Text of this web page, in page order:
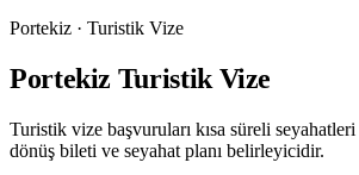
Portekiz · Turistik Vize
Portekiz Turistik Vize
Turistik vize başvuruları kısa süreli
dönüş bileti ve seyahat planı belirleyicidir.